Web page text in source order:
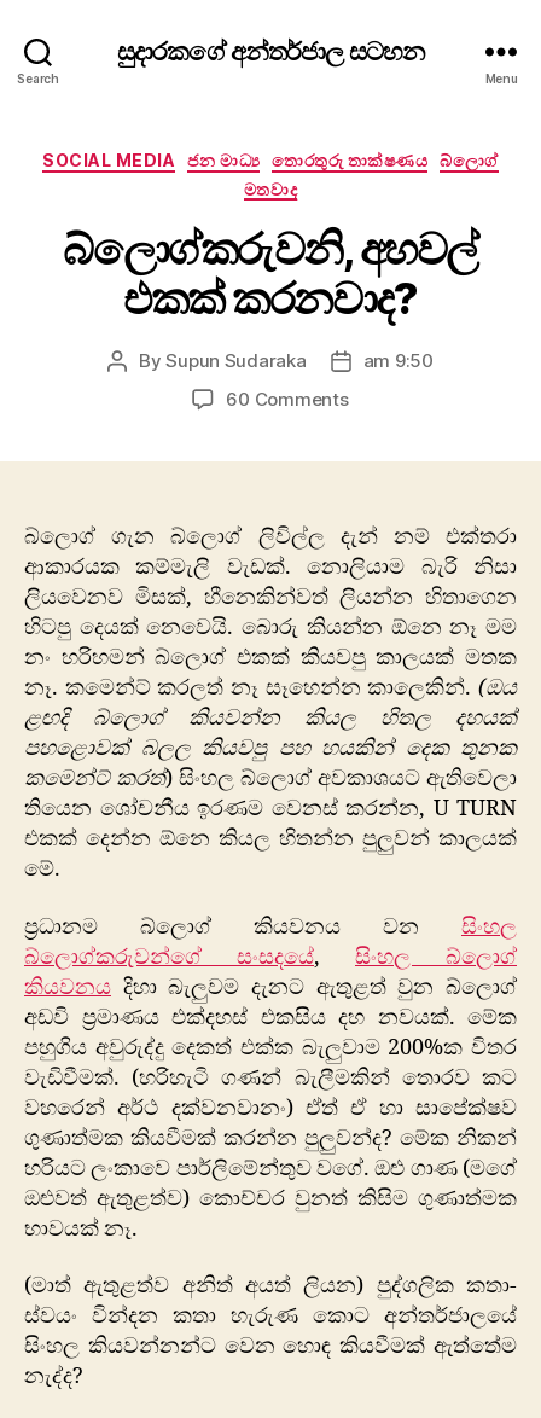
Search
සුදාරකගේ අන්තර්ජාල සටහන
Menu
Categories
SOCIAL MEDIA ජන මාධ්‍ය තොරතුරු තාක්ෂණය බ්ලොග්
මතවාද
බ්ලොග්කරුවනි, අහවල්
එකක් කරනවාද?
PostBySupun Sudaraka
Postam 9:50
60 Commentson
බ්ලොග් ගැන බ්ලොග් ලිවිල්ල දැන් නම් එක්තරා
ආකාරයක කම්මැලි වැඩක්. නොලියාම බැරි නිසා
ලියවෙනව මිසක්, හීනෙකින්වත් ලියන්න හිතාගෙන
හිටපු දෙයක් නෙවෙයි. බොරු කියන්න ඕනෙ නෑ මම
නං හරිහමන් බ්ලොග් එකක් කියවපු කාලයක් මතක
නෑ. කමෙන්ට් කරලත් නෑ සෑහෙන්න කාලෙකින්. (ඔය
ළඟදි බ්ලොග් කියවන්න කියල හිතල දහයක්
පහ‍ළොවක් බලල කියවපු පහ හයකින් දෙක තුනක
කමෙන්ට් කරත්) සිංහල බ්ලොග් අවකාශයට ඇතිවෙලා
තියෙන ශෝචනීය ඉරණම වෙනස් කරන්න, U TURN
එකක් දෙන්න ඕනෙ කියල හිතන්න පුලුවන් කාලයක්
මේ.
ප්‍රධානම බ්ලොග් කියවනය වන සිංහල
බ්ලොග්කරුවන්ගේ සංසදයේ, ​සිංහල බ්ලොග්
කියවනය දිහා බැලුවම දැනට ඇතුළත් වුන බ්ලොග්
අඩවි ප්‍රමාණය එක්දහස් එකසිය දහ නවයක්. මේක
පහුගිය අවුරුද්දු දෙකත් එක්ක බැලුවාම 200%ක විතර
වැඩිවීමක්. (හරිහැටි ගණන් බැලීමකින් තොරව කට
වහරෙන් අර්ථ දක්වනවානං) ඒත් ඒ හා සාපේක්ෂව
ගුණාත්මක කියවීමක් කරන්න පුලුවන්ද? මේක නිකන්
හරියට ලංකාවෙ පාර්ලිමේන්තුව වගේ. ඔළු ගාණ (මගේ
ඔළුවත් ඇතුළත්ව) කොච්චර වුනත් කිසිම ගුණාත්මක
භාවයක් නෑ.
(මාත් ඇතුළත්ව අනිත් අයත් ලියන) පුද්ගලික කතා-
ස්වයං වින්දන කතා හැරුණ කොට අන්තර්ජාලයේ
සිංහල කියවන්නන්ට වෙන හොඳ කියවීමක් ඇත්තේම
නැද්ද?